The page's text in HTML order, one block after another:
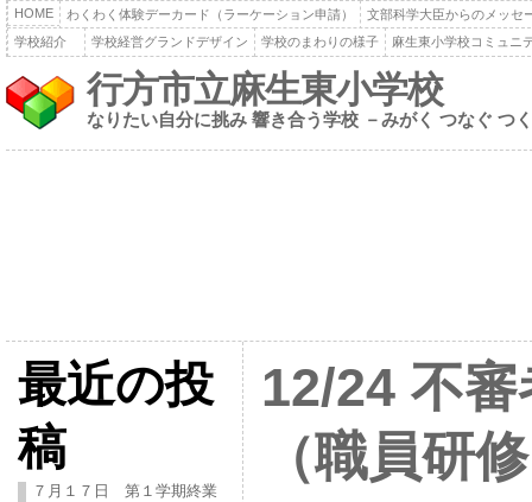
HOME わくわく体験デーカード（ラーケーション申請）
文部科学大臣からのメッセ
学校紹介
学校経営グランドデザイン 学校のまわりの様子 麻生東小学校コミュニ
行方市立麻生東小学校
なりたい自分に挑み 響き合う学校 －みがく つなぐ つ
最近の投
稿
７月１７日 第１学期終業
12/24 不
（職員研